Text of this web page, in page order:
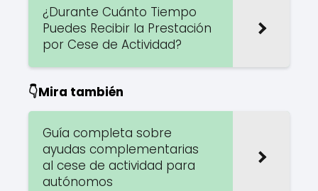
¿Durante Cuánto Tiempo
Puedes Recibir la Prestación
por Cese de Actividad?
👇Mira también
Guía completa sobre
ayudas complementarias
al cese de actividad para
autónomos